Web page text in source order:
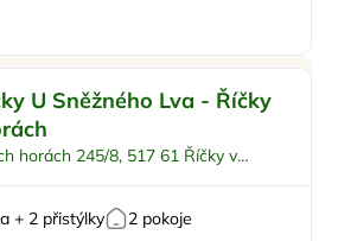
U Sněžného Lva - Říčky
horách 245/8, 517 61 Říčky v
+ 2 přistýlky 2 pokoje